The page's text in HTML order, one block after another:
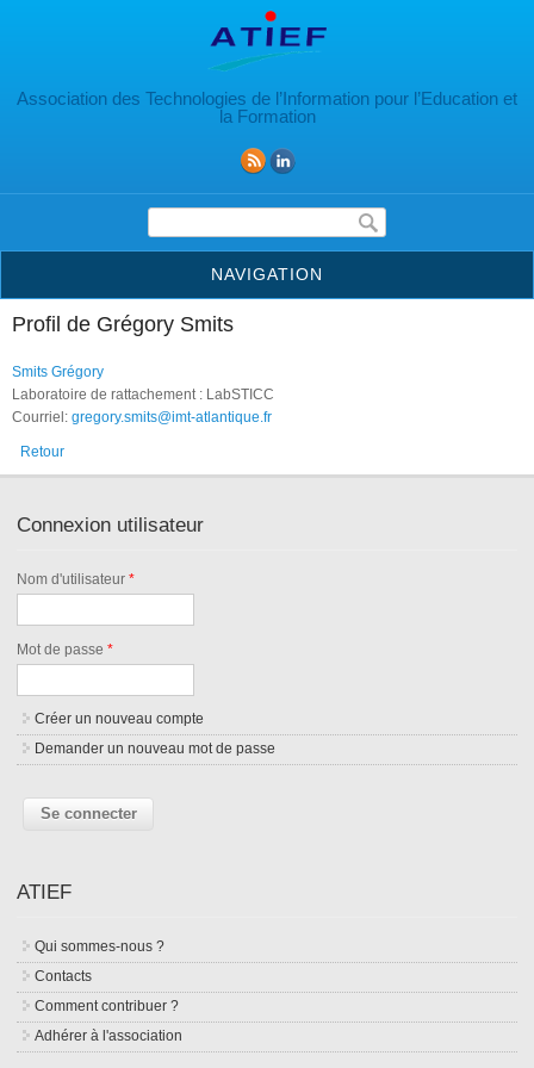
Association des Technologies de l’Information pour l’Education et
la Formation
Formulaire de recherche
NAVIGATION
Profil de Grégory Smits
Smits Grégory
Laboratoire de rattachement : LabSTICC
Courriel: gregory.smits@imt-atlantique.fr
Retour
Connexion utilisateur
Nom d'utilisateur*
Mot de passe*
Créer un nouveau compte
Demander un nouveau mot de passe
ATIEF
Qui sommes-nous ?
Contacts
Comment contribuer ?
Adhérer à l'association